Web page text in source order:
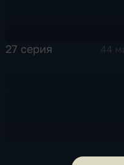
27 серия